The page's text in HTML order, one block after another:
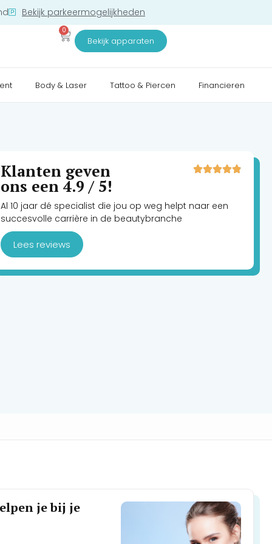
Bekijk parkeermogelijkheden
0
Bekijk apparaten
Body & Laser Tattoo & Piercen Financieren
Klanten geven
ons een 4.9 / 5!
Al 10 jaar dé specialist die jou op weg helpt naar een
succesvolle carrière in de beautybranche
Lees reviews
je bij je